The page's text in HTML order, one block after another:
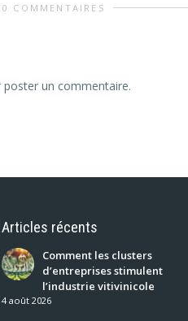
0 COMMENTAIRES
un commentaire.
Articles récents
Comment les clusters
d’entreprises stimulent
l’industrie vitivinicole
4 août 2026